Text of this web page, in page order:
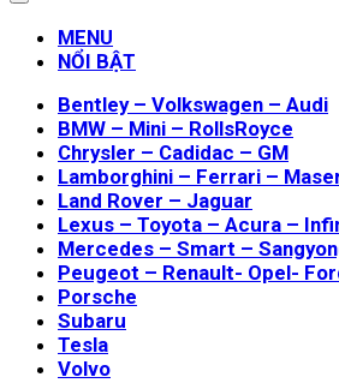
MENU
NỔI BẬT
Bentley – Volkswagen – Audi
BMW – Mini – RollsRoyce
Chrysler – Cadidac – GM
Lamborghini – Ferrari –
Land Rover – Jaguar
Lexus – Toyota – Acura –
Mercedes – Smart –
Peugeot – Renault- Opel-
Porsche
Subaru
Tesla
Volvo